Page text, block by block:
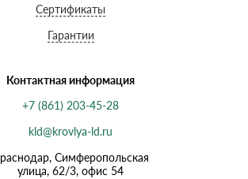
Сертификаты
Гарантии
Контактная информация
+7 (861) 203-45-28
kld@krovlya-ld.ru
Симферопольская
улица, 62/3, офис 54